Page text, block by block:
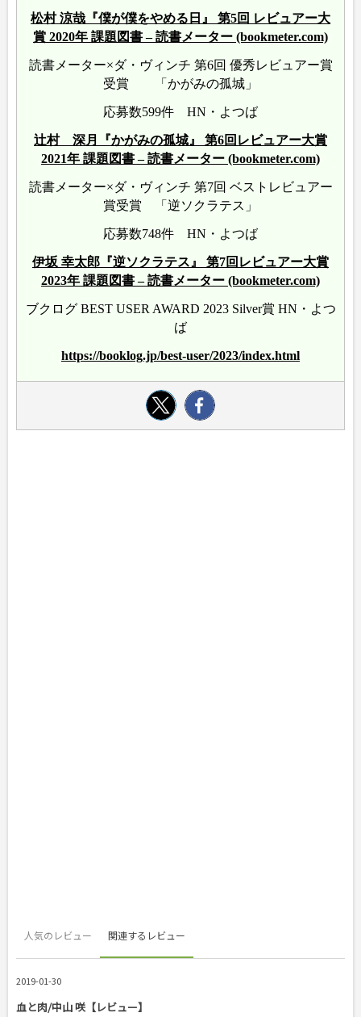
松村 涼哉『僕が僕をやめる日』 第5回 レビュアー大
賞 2020年 課題図書 – 読書メーター (bookmeter.com)
読書メーター×ダ・ヴィンチ 第6回 優秀レビュアー賞
受賞 「かがみの孤城」
応募数599件 HN・よつば
辻村 深月『かがみの孤城』 第6回レビュアー大賞
2021年 課題図書 – 読書メーター (bookmeter.com)
読書メーター×ダ・ヴィンチ 第7回 ベストレビュアー
賞受賞 「逆ソクラテス」
応募数748件 HN・よつば
伊坂 幸太郎『逆ソクラテス』 第7回レビュアー大賞
2023年 課題図書 – 読書メーター (bookmeter.com)
ブクログ BEST USER AWARD 2023 Silver賞 HN・よつ
ば
https://booklog.jp/best-user/2023/index.html
人気のレビュー 関連するレビュー
2019-01-30
血と肉/中山 咲【レビュー】